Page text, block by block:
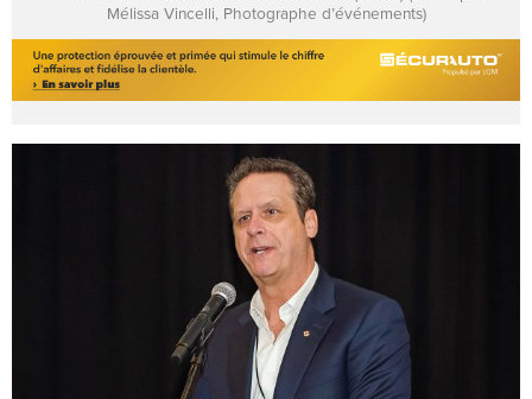
Mélissa Vincelli, Photographe d’événements)